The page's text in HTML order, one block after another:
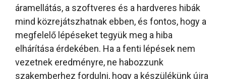
áramellátás, a szoftveres és a hardveres hibák
mind közrejátszhatnak ebben, és fontos, hogy a
megfelelő lépéseket tegyük meg a hiba
elhárítása érdekében. Ha a fenti lépések nem
vezetnek eredményre, ne habozzunk
szakemberhez fordulni, hogy a készülékünk újra